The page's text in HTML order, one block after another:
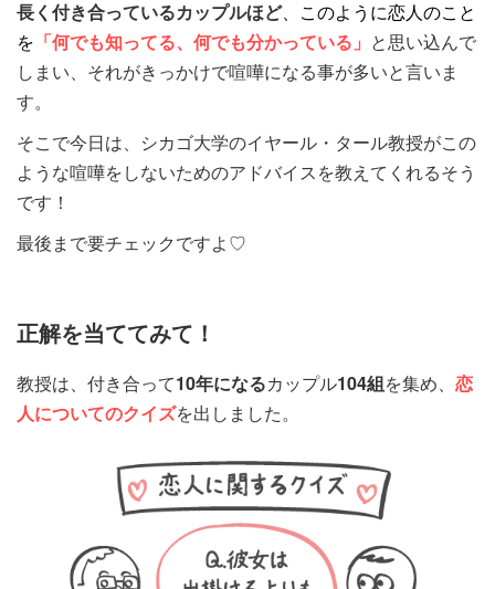
長く付き合っているカップルほど、このように恋人のこと
を 「何でも知ってる、何でも分かっている」 と思い込んで
しまい、それがきっかけで喧嘩になる事が多いと言いま
す。
そこで今日は、シカゴ大学のイヤール・タール教授がこの
ような喧嘩をしないためのアドバイスを教えてくれるそう
です！
最後まで要チェックですよ♡
正解を当ててみて！
教授は、付き合って10年になるカップル104組を集め、 恋
人についてのクイズを出しました。